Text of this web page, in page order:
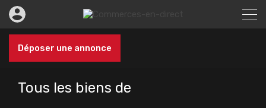
Déposer une annonce
Tous les biens de